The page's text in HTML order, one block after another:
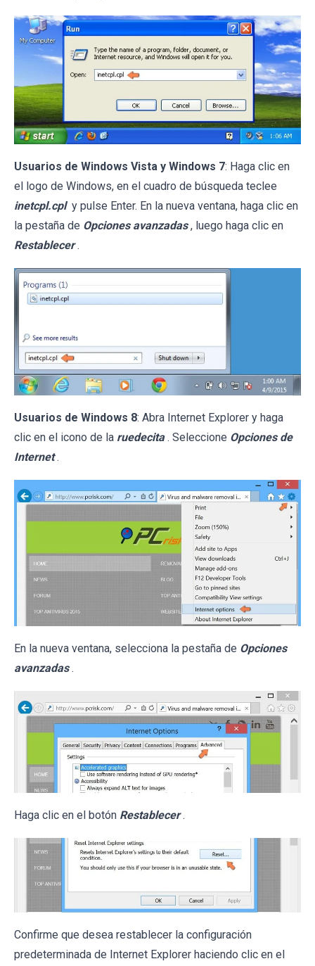
Usuarios de Windows Vista y Windows 7: Haga clic en
el logo de Windows, en el cuadro de búsqueda teclee
inetcpl.cpl y pulse Enter. En la nueva ventana, haga clic en
la pestaña de Opciones avanzadas , luego haga clic en
Restablecer .
Usuarios de Windows 8: Abra Internet Explorer y haga
clic en el icono de la ruedecita . Seleccione Opciones de
Internet .
En la nueva ventana, selecciona la pestaña de Opciones
avanzadas .
Haga clic en el botón Restablecer .
Confirme que desea restablecer la configuración
predeterminada de Internet Explorer haciendo clic en el